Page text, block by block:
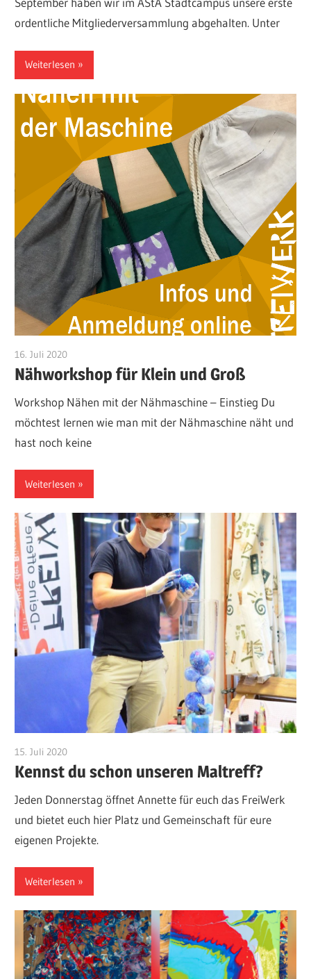
ordentliche Mitgliederversammlung abgehalten. Unter
Weiterlesen
16. Juli 2020
Nähworkshop für Klein und Groß
Workshop Nähen mit der Nähmaschine – Einstieg Du
möchtest lernen wie man mit der Nähmaschine näht und
hast noch keine
Weiterlesen
15. Juli 2020
Kennst du schon unseren Maltreff?
Jeden Donnerstag öffnet Annette für euch das FreiWerk
und bietet euch hier Platz und Gemeinschaft für eure
eigenen Projekte. ⠀
Weiterlesen